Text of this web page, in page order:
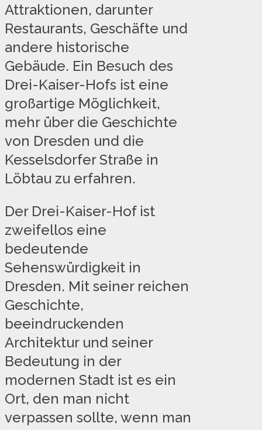
Attraktionen, darunter
Restaurants, Geschäfte und
andere historische
Gebäude. Ein Besuch des
Drei-Kaiser-Hofs ist eine
großartige Möglichkeit,
mehr über die Geschichte
von Dresden und die
Kesselsdorfer Straße in
Löbtau zu erfahren.
Der Drei-Kaiser-Hof ist
zweifellos eine
bedeutende
Sehenswürdigkeit in
Dresden. Mit seiner reichen
Geschichte,
beeindruckenden
Architektur und seiner
Bedeutung in der
modernen Stadt ist es ein
Ort, den man nicht
verpassen sollte, wenn man